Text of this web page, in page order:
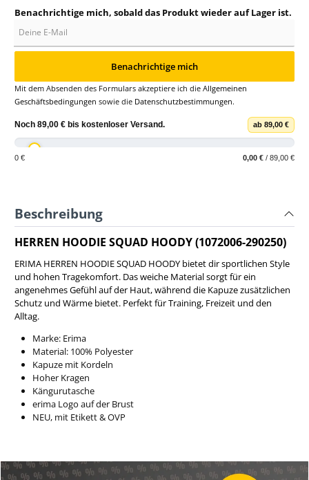
Benachrichtige mich, sobald das Produkt wieder auf Lager ist.
Benachrichtige mich
Mit dem Absenden des Formulars akzeptiere ich die Allgemeinen
Geschäftsbedingungen sowie die Datenschutzbestimmungen.
Noch 89,00 € bis kostenloser Versand. ab 89,00 €
0 € 0,00 € / 89,00 €
Beschreibung
HERREN HOODIE SQUAD HOODY (1072006-290250)
ERIMA HERREN HOODIE SQUAD HOODY bietet dir sportlichen Style
und hohen Tragekomfort. Das weiche Material sorgt für ein
angenehmes Gefühl auf der Haut, während die Kapuze zusätzlichen
Schutz und Wärme bietet. Perfekt für Training, Freizeit und den
Alltag.
Marke: Erima
Material: 100% Polyester
Kapuze mit Kordeln
Hoher Kragen
Kängurutasche
erima Logo auf der Brust
NEU, mit Etikett & OVP